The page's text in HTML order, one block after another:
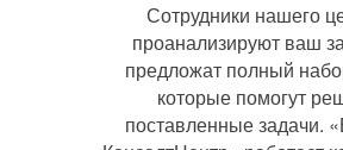
Сотрудники нашего
проанализируют ваш
предложат полный
которые помогут
поставленные задачи.